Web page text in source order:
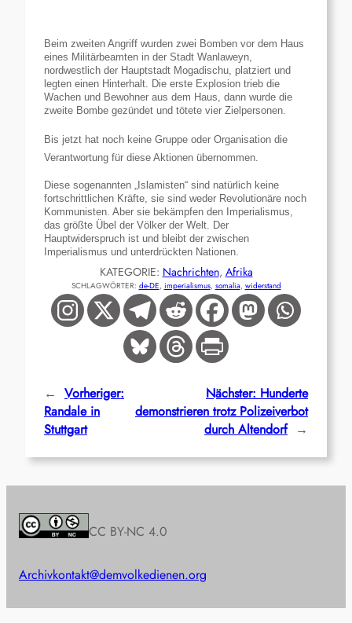
Beim zweiten Angriff wurden zwei Bomben vor dem Haus
eines Militärbeamten in der Stadt Wanlaweyn,
nordwestlich der Hauptstadt Mogadischu, platziert und
legten einen Hinterhalt. Die erste Explosion trieb die
Wachen und Bewohner aus dem Haus, dann wurde die
zweite Bombe gezündet und tötete vier Zielpersonen.
Bis jetzt hat noch keine Gruppe oder Organisation die
Verantwortung für diese Aktionen übernommen.
Diese sogenannten „Islamisten“ sind natürlich keine
fortschrittlichen Kräfte, sie sind weder Revolutionäre noch
Kommunisten. Aber sie bekämpfen den Imperialismus,
das größte Übel der Völker der Welt. Der
Hauptwiderspruch ist und bleibt der zwischen
Imperialismus und unterdrückten Nationen.
KATEGORIE: Nachrichten, Afrika
SCHLAGWÖRTER: de-DE, imperialismus, somalia, widerstand
← Vorheriger:
Randale in
Stuttgart
Nächster: Hunderte
demonstrieren trotz Polizeiverbot
durch Altendorf →
CC BY-NC 4.0
Archivkontakt@demvolkedienen.org